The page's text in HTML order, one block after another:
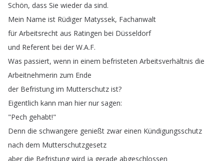
Schön, dass Sie wieder da sind.
Mein Name ist Rüdiger Matyssek, Fachanwalt
für Arbeitsrecht aus Ratingen bei Düsseldorf
und Referent bei der W.A.F.
Was passiert, wenn in einem befristeten Arbeitsverhältnis die
Arbeitnehmerin zum Ende
der Befristung im Mutterschutz ist?
Eigentlich kann man hier nur sagen:
"Pech gehabt!"
Denn die schwangere genießt zwar einen Kündigungsschutz
nach dem Mutterschutzgesetz
aber die Befristung wird ja gerade abgeschlossen